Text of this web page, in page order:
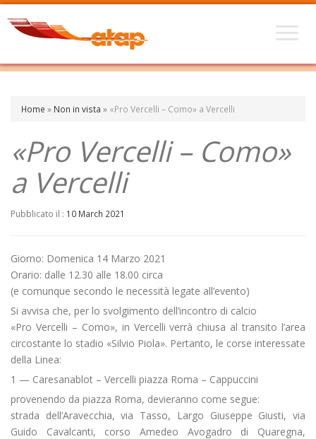
Home » Non in vista » «Pro Vercelli – Como» a Vercelli
«Pro Vercelli – Como»
a Vercelli
Pubblicato il : 10 March 2021
Giorno: Domenica 14 Marzo 2021
Orario: dalle 12.30 alle 18.00 circa
(e comunque secondo le necessità legate all’evento)
Si avvisa che, per lo svolgimento dell’incontro di calcio
«Pro Vercelli – Como», in Vercelli verrà chiusa al transito l’area
circostante lo stadio «Silvio Piola». Pertanto, le corse interessate
della Linea:
1 — Caresanablot – Vercelli piazza Roma – Cappuccini
provenendo da piazza Roma, devieranno come segue:
strada dell’Aravecchia, via Tasso, Largo Giuseppe Giusti, via
Guido Cavalcanti, corso Amedeo Avogadro di Quaregna,